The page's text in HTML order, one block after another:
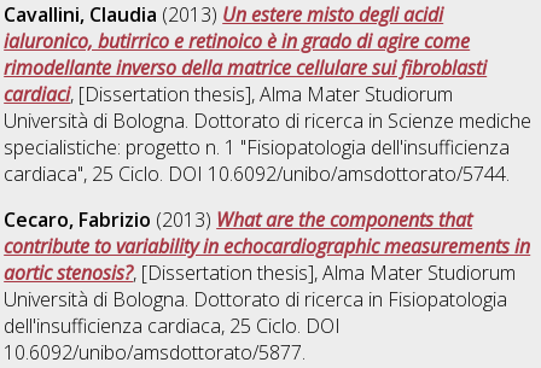
Cavallini, Claudia (2013) Un estere misto degli acidi
ialuronico, butirrico e retinoico è in grado di agire come
rimodellante inverso della matrice cellulare sui fibroblasti
cardiaci, [Dissertation thesis], Alma Mater Studiorum
Università di Bologna. Dottorato di ricerca in Scienze mediche
specialistiche: progetto n. 1 "Fisiopatologia dell'insufficienza
cardiaca", 25 Ciclo. DOI 10.6092/unibo/amsdottorato/5744.
Cecaro, Fabrizio (2013) What are the components that
contribute to variability in echocardiographic measurements in
aortic stenosis?, [Dissertation thesis], Alma Mater Studiorum
Università di Bologna. Dottorato di ricerca in Fisiopatologia
dell'insufficienza cardiaca, 25 Ciclo. DOI
10.6092/unibo/amsdottorato/5877.